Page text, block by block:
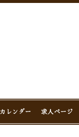
カレンダー 求人ページ